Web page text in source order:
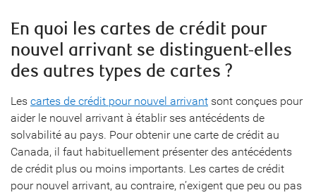
En quoi les cartes de crédit pour
nouvel arrivant se distinguent-elles
des autres types de cartes ?
Les cartes de crédit pour nouvel arrivant sont conçues pour
aider le nouvel arrivant à établir ses antécédents de
solvabilité au pays. Pour obtenir une carte de crédit au
Canada, il faut habituellement présenter des antécédents
de crédit plus ou moins importants. Les cartes de crédit
pour nouvel arrivant, au contraire, n’exigent que peu ou pas